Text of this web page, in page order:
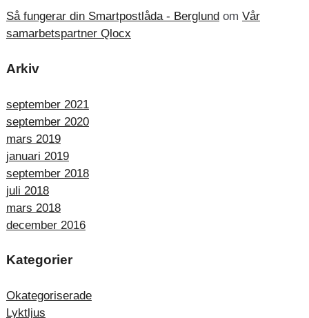
Så fungerar din Smartpostlåda - Berglundom Vår
samarbetspartner Qlocx
Arkiv
september 2021
september 2020
mars 2019
januari 2019
september 2018
juli 2018
mars 2018
december 2016
Kategorier
Okategoriserade
Lyktljus